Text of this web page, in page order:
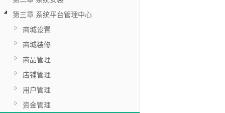
第三章 系统平台管理中心
商城设置
商城装修
商品管理
店铺管理
用户管理
资金管理